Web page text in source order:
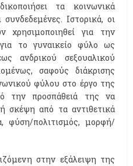
τα κοινωνικά
Ιστορικά, οι
χρησιμοποιηθεί για την
το γυναικείο φύλο ως
ανδρικού σεξουαλικού
σαφούς διάκρισης
φύλου στο έργο της
την προσπάθειά της να
σκέψη από τα αντιθετικά
φύση/πολιτισμός, μορφή/
στην εξάλειψη της